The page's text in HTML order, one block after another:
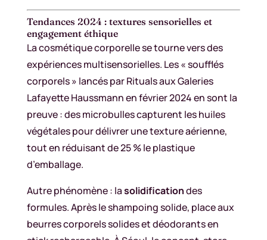
Tendances 2024 : textures sensorielles et
engagement éthique
La cosmétique corporelle se tourne vers des
expériences multisensorielles. Les « soufflés
corporels » lancés par Rituals aux Galeries
Lafayette Haussmann en février 2024 en sont la
preuve : des microbulles capturent les huiles
végétales pour délivrer une texture aérienne,
tout en réduisant de 25 % le plastique
d’emballage.
Autre phénomène : lasolidificationdes
formules. Après le shampoing solide, place aux
beurres corporels solides et déodorants en